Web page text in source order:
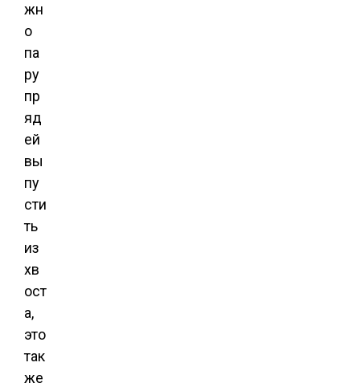
жн
о
па
ру
пр
яд
ей
вы
пу
сти
ть
из
хв
ост
а,
это
так
же